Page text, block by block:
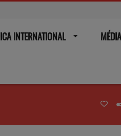
INTERNATIONAL